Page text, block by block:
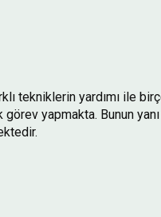
tekniklerin yardımı ile
yapmakta. Bunun